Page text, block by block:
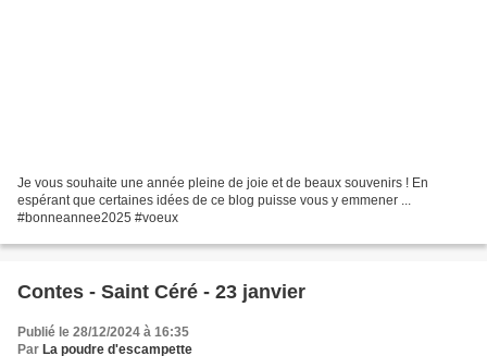
Je vous souhaite une année pleine de joie et de beaux souvenirs ! En
espérant que certaines idées de ce blog puisse vous y emmener ...
#bonneannee2025 #voeux
Contes - Saint Céré - 23 janvier
Publié le 28/12/2024 à 16:35
Par La poudre d'escampette